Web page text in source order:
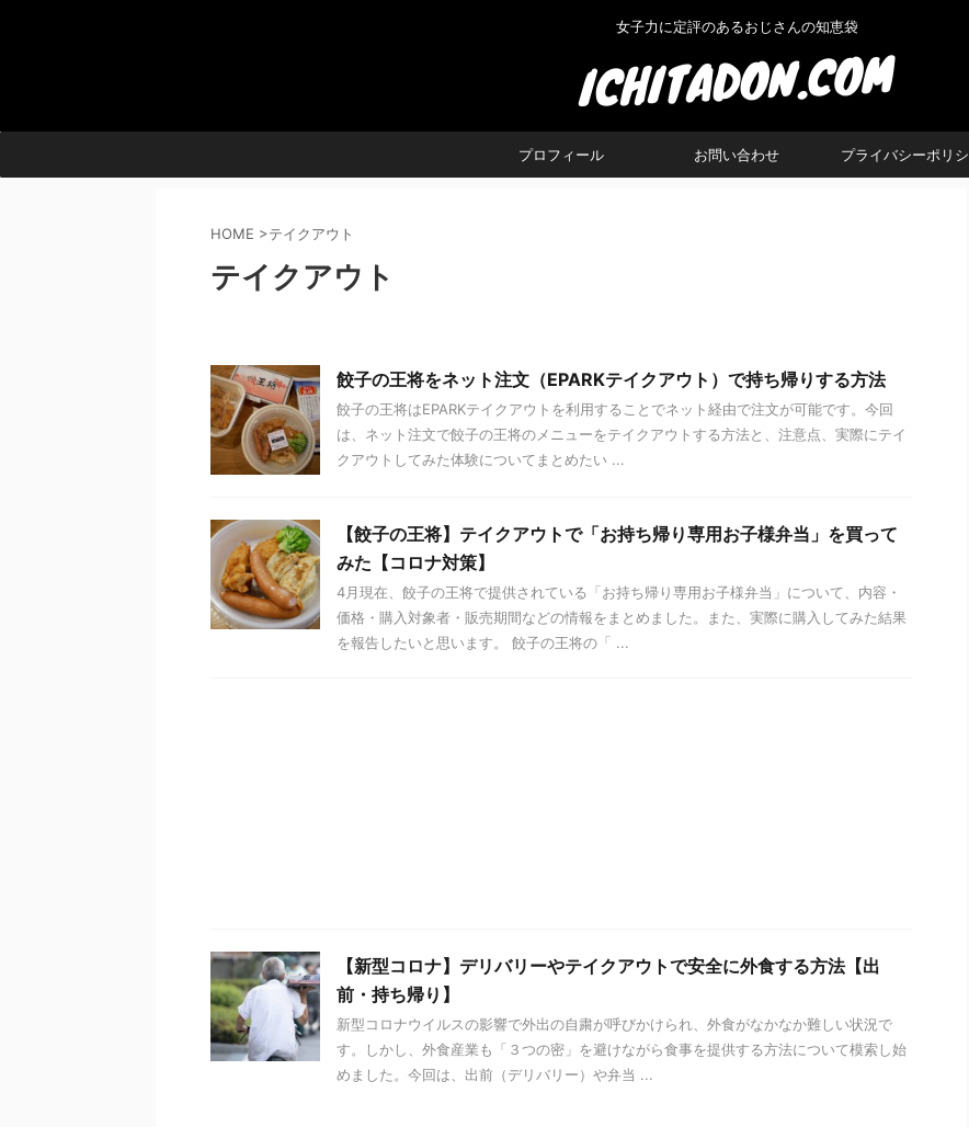
女子力に定評のあるおじさんの知恵袋
プロフィール お問い合わせ プライバシーポリ
HOME >テイクアウト
テイクアウト
餃子の王将をネット注文（EPARKテイクアウト）で持ち帰りする方法
餃子の王将はEPARKテイクアウトを利用することでネット経由で注文が可能です。今回
は、ネット注文で餃子の王将のメニューをテイクアウトする方法と、注意点、実際にテイ
クアウトしてみた体験についてまとめたい ...
【餃子の王将】テイクアウトで「お持ち帰り専用お子様弁当」を買って
みた【コロナ対策】
4月現在、餃子の王将で提供されている「お持ち帰り専用お子様弁当」について、内容・
価格・購入対象者・販売期間などの情報をまとめました。また、実際に購入してみた結果
を報告したいと思います。 餃子の王将の「 ...
【新型コロナ】デリバリーやテイクアウトで安全に外食する方法【出
前・持ち帰り】
新型コロナウイルスの影響で外出の自粛が呼びかけられ、外食がなかなか難しい状況で
す。しかし、外食産業も「３つの密」を避けながら食事を提供する方法について模索し始
めました。今回は、出前（デリバリー）や弁当 ...